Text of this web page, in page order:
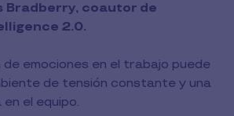
Bradberry, coautor de
2.0.
emociones en el trabajo puede
de tensión constante y una
el equipo.